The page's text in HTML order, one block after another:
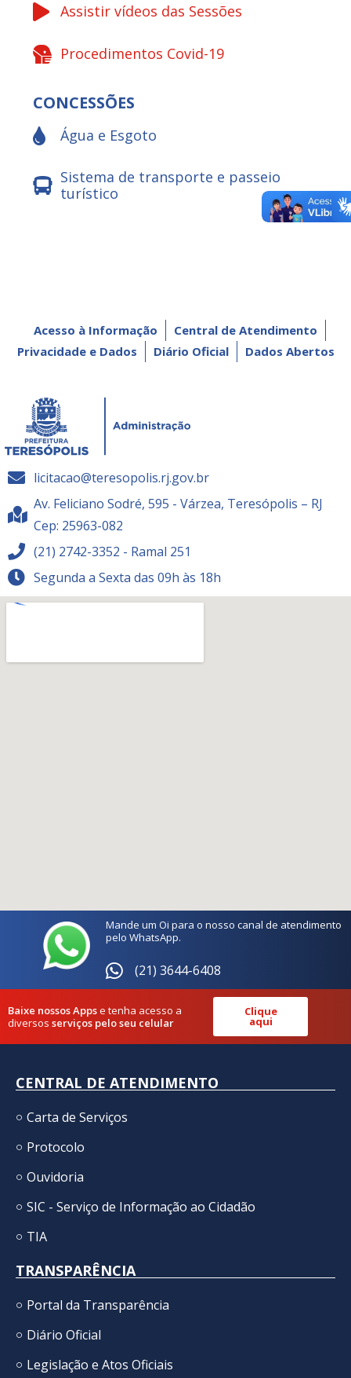
Assistir vídeos das Sessões
Procedimentos Covid-19
CONCESSÕES
Água e Esgoto
Sistema de transporte e passeio
turístico
Acesso à Informação
Central de Atendimento
Privacidade e Dados
Diário Oficial Dados Abertos
licitacao@teresopolis.rj.gov.br
Av. Feliciano Sodré, 595 - Várzea, Teresópolis – RJ
Cep: 25963-082
(21) 2742-3352 - Ramal 251
Segunda a Sexta das 09h às 18h
Mande um Oi para o nosso canal de atendimento
pelo WhatsApp.
(21) 3644-6408
Baixe nossos Appse tenha acesso a
diversos serviços pelo seu celular
Clique
aqui
CENTRAL DE ATENDIMENTO
Carta de Serviços
Protocolo
Ouvidoria
SIC - Serviço de Informação ao Cidadão
TIA
TRANSPARÊNCIA
Portal da Transparência
Diário Oficial
Legislação e Atos Oficiais